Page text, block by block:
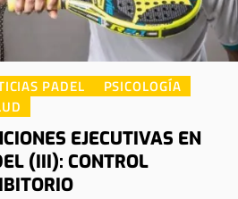
PADEL
PSICOLOGÍA
EJECUTIVAS EN
(III): CONTROL